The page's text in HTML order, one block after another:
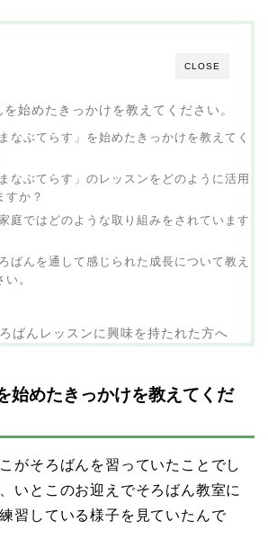
CLOSE
始めたきっかけを教えてください。
ぶてらす」を始めたきっかけを教えてく
ぶてらす」のレッスンをどのように活用
すか？
ではどのような取り組みをされています
んを通して感じられた成長について教え
。
ばんレッスンに興味を持たれた方へ
めたきっかけを教えてくだ
がそろばんを習っていたことでし
いとこのお迎えでそろばん教室に
習している様子を見ていたんで